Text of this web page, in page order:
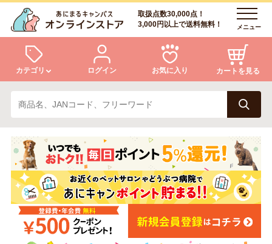
取扱点数30,000点！
3,000円以上で送料無料！
メニュー
カテゴリ
犬 猫
小動物・鳥 アクア・爬虫類・昆虫
ドッグフード キャットフード
ログイン お気に入り カートを見る
ログイン
会員登録
あにまるキャンパスについて
アフターサービス